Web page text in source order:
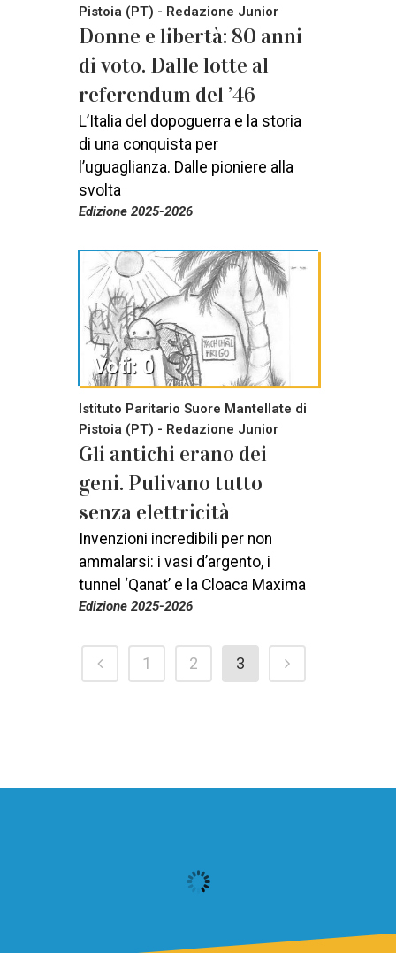
Pistoia (PT) - Redazione Junior
Donne e libertà: 80 anni
di voto. Dalle lotte al
referendum del ’46
L’Italia del dopoguerra e la storia
di una conquista per
l’uguaglianza. Dalle pioniere alla
svolta
Edizione 2025-2026
Istituto Paritario Suore Mantellate di
Pistoia (PT) - Redazione Junior
Gli antichi erano dei
geni. Pulivano tutto
senza elettricità
Invenzioni incredibili per non
ammalarsi: i vasi d’argento, i
tunnel ‘Qanat’ e la Cloaca Maxima
Edizione 2025-2026
Voti: 0
1 2 3